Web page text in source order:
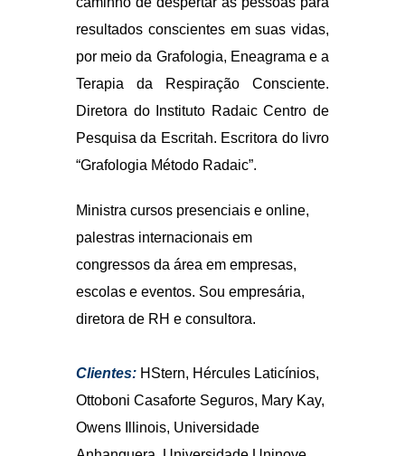
congressos da área em empresas,
escolas e eventos. Sou empresária,
diretora de RH e consultora.
Clientes: HStern, Hércules Laticínios,
Ottoboni Casaforte Seguros, Mary Kay,
Anhanguera, Universidade Uninove,
Santa Marina, OAB-SP, APAS –
Associação Paulista de
Supermercados.
Blog